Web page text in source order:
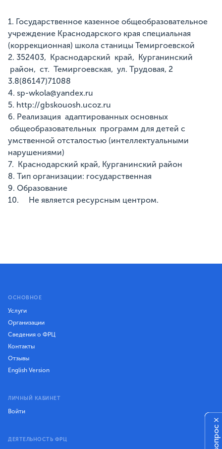
1. Государственное казенное общеобразовательное
учреждение Краснодарского края специальная
(коррекционная) школа станицы Темиргоевской
2. 352403, Краснодарский край, Курганинский
район, ст. Темиргоевская, ул. Трудовая, 2
3.8(86147)71088
4. sp-wkola@yandex.ru
5. http://gbskouosh.ucoz.ru
6. Реализация адаптированных основных
общеобразовательных программ для детей с
умственной отсталостью (интеллектуальными
нарушениями)
7. Краснодарский край, Курганинский район
8. Тип организации: государственная
9. Образование
10. Не является ресурсным центром.
ОСНОВНОЕ
Услуги
Организации
Сведения о ФРЦ
Контакты
Отзывы
English Version
ЛИЧНЫЙ КАБИНЕТ
Войти
ДЕЯТЕЛЬНОСТЬ ФРЦ
×